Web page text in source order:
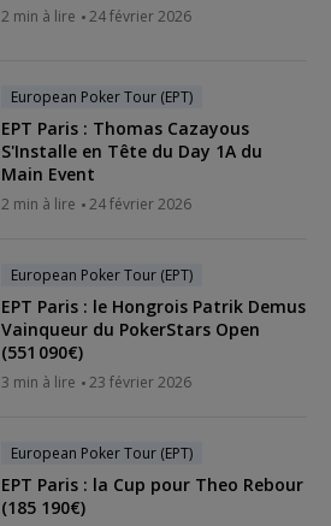
2 min à lire 24 février 2026
European Poker Tour (EPT)
EPT Paris : Thomas Cazayous
S'Installe en Tête du Day 1A du
Main Event
2 min à lire 24 février 2026
European Poker Tour (EPT)
EPT Paris : le Hongrois Patrik Demus
Vainqueur du PokerStars Open
(551 090€)
3 min à lire 23 février 2026
European Poker Tour (EPT)
EPT Paris : la Cup pour Theo Rebour
(185 190€)